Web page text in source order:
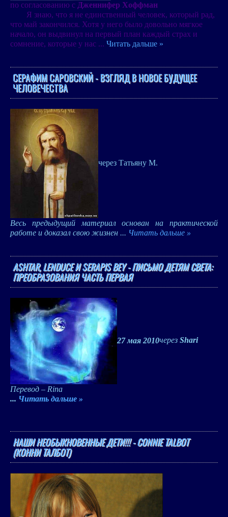
по согласованию с Дженнифер Хоффман
Я знаю, что я не единственный человек, который рад,
что май закончился. Хотя у него было довольно мягкое
начало, он выдвинул на первый план каждый страх и
сомнение, которые у нас ... Читать дальше »
СЕРАФИМ САРОВСКИЙ - ВЗГЛЯД В НОВОЕ БУДУЩЕЕ
ЧЕЛОВЕЧЕСТВА
через Татьяну М.
Весь предыдущий материал основан на практической
работе и доказал свою жизнен ... Читать дальше »
ASHTAR, LENDUCE И SERAPIS BEY - ПИСЬМО ДЕТЯМ СВЕТА:
ПРЕОБРАЗОВАНИЯ ЧАСТЬ ПЕРВАЯ
27 мая 2010через Shari
Перевод – Rina
... Читать дальше »
НАШИ НЕОБЫКНОВЕННЫЕ ДЕТИ!!! - CONNIE TALBOT
(КОННИ ТАЛБОТ)